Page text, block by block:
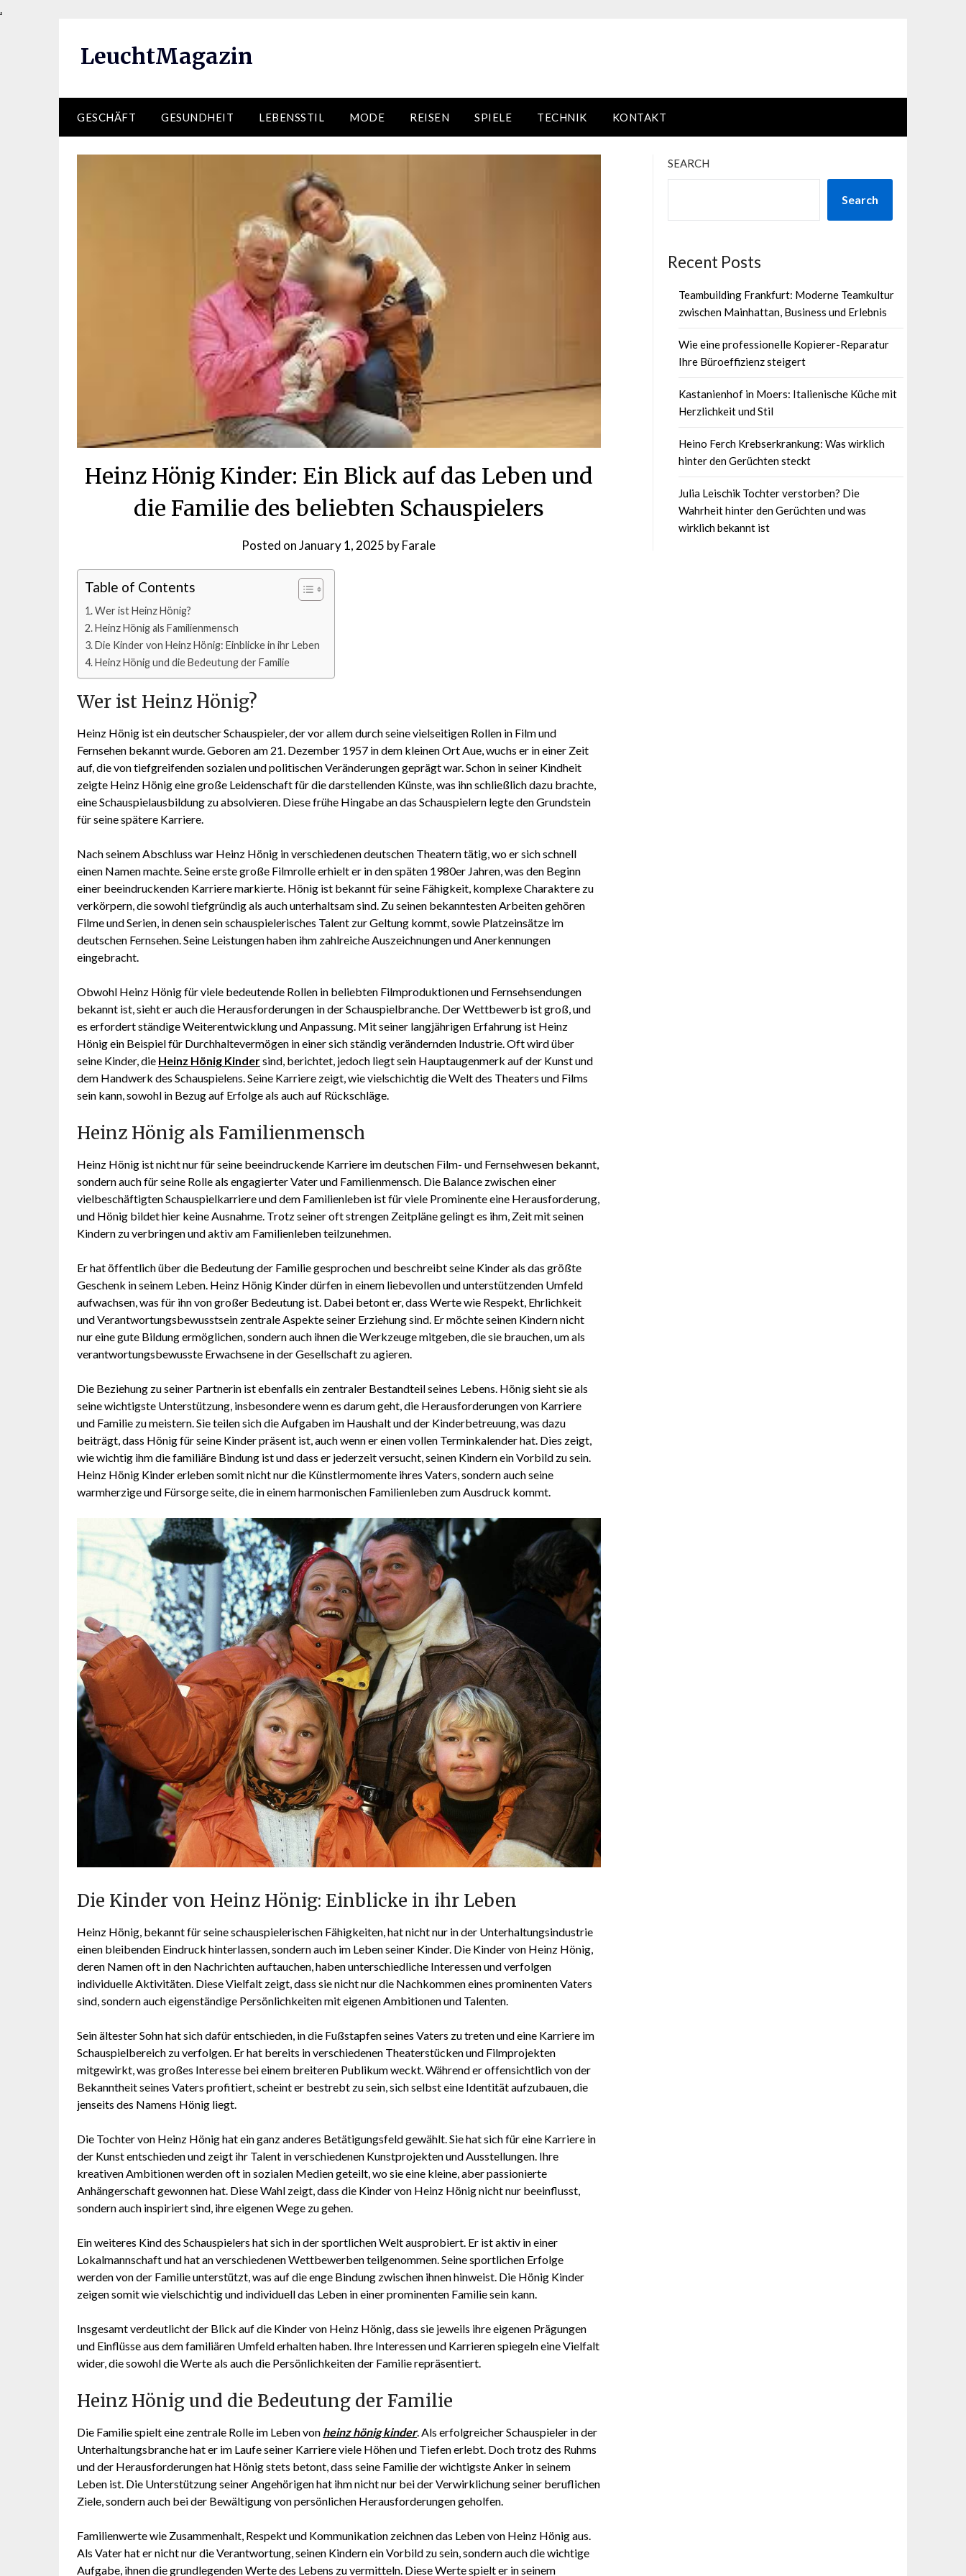
.
LeuchtMagazin
GESCHÄFT GESUNDHEIT LEBENSSTIL MODE REISEN SPIELE TECHNIK KONTAKT
Heinz Hönig Kinder: Ein Blick auf das Leben und
die Familie des beliebten Schauspielers
Posted onJanuary 1, 2025 byFarale
Table of Contents
Wer ist Heinz Hönig?
Heinz Hönig als Familienmensch
Die Kinder von Heinz Hönig: Einblicke in ihr Leben
Heinz Hönig und die Bedeutung der Familie
Wer ist Heinz Hönig?
Heinz Hönig ist ein deutscher Schauspieler, der vor allem durch seine vielseitigen Rollen in Film und
Fernsehen bekannt wurde. Geboren am 21. Dezember 1957 in dem kleinen Ort Aue, wuchs er in einer Zeit
auf, die von tiefgreifenden sozialen und politischen Veränderungen geprägt war. Schon in seiner Kindheit
zeigte Heinz Hönig eine große Leidenschaft für die darstellenden Künste, was ihn schließlich dazu brachte,
eine Schauspielausbildung zu absolvieren. Diese frühe Hingabe an das Schauspielern legte den Grundstein
für seine spätere Karriere.
Nach seinem Abschluss war Heinz Hönig in verschiedenen deutschen Theatern tätig, wo er sich schnell
einen Namen machte. Seine erste große Filmrolle erhielt er in den späten 1980er Jahren, was den Beginn
einer beeindruckenden Karriere markierte. Hönig ist bekannt für seine Fähigkeit, komplexe Charaktere zu
verkörpern, die sowohl tiefgründig als auch unterhaltsam sind. Zu seinen bekanntesten Arbeiten gehören
Filme und Serien, in denen sein schauspielerisches Talent zur Geltung kommt, sowie Platzeinsätze im
deutschen Fernsehen. Seine Leistungen haben ihm zahlreiche Auszeichnungen und Anerkennungen
eingebracht.
Obwohl Heinz Hönig für viele bedeutende Rollen in beliebten Filmproduktionen und Fernsehsendungen
bekannt ist, sieht er auch die Herausforderungen in der Schauspielbranche. Der Wettbewerb ist groß, und
es erfordert ständige Weiterentwicklung und Anpassung. Mit seiner langjährigen Erfahrung ist Heinz
Hönig ein Beispiel für Durchhaltevermögen in einer sich ständig verändernden Industrie. Oft wird über
seine Kinder, die Heinz Hönig Kindersind, berichtet, jedoch liegt sein Hauptaugenmerk auf der Kunst und
dem Handwerk des Schauspielens. Seine Karriere zeigt, wie vielschichtig die Welt des Theaters und Films
sein kann, sowohl in Bezug auf Erfolge als auch auf Rückschläge.
Heinz Hönig als Familienmensch
Heinz Hönig ist nicht nur für seine beeindruckende Karriere im deutschen Film- und Fernsehwesen bekannt,
sondern auch für seine Rolle als engagierter Vater und Familienmensch. Die Balance zwischen einer
vielbeschäftigten Schauspielkarriere und dem Familienleben ist für viele Prominente eine Herausforderung,
und Hönig bildet hier keine Ausnahme. Trotz seiner oft strengen Zeitpläne gelingt es ihm, Zeit mit seinen
Kindern zu verbringen und aktiv am Familienleben teilzunehmen.
Er hat öffentlich über die Bedeutung der Familie gesprochen und beschreibt seine Kinder als das größte
Geschenk in seinem Leben. Heinz Hönig Kinder dürfen in einem liebevollen und unterstützenden Umfeld
aufwachsen, was für ihn von großer Bedeutung ist. Dabei betont er, dass Werte wie Respekt, Ehrlichkeit
und Verantwortungsbewusstsein zentrale Aspekte seiner Erziehung sind. Er möchte seinen Kindern nicht
nur eine gute Bildung ermöglichen, sondern auch ihnen die Werkzeuge mitgeben, die sie brauchen, um als
verantwortungsbewusste Erwachsene in der Gesellschaft zu agieren.
Die Beziehung zu seiner Partnerin ist ebenfalls ein zentraler Bestandteil seines Lebens. Hönig sieht sie als
seine wichtigste Unterstützung, insbesondere wenn es darum geht, die Herausforderungen von Karriere
und Familie zu meistern. Sie teilen sich die Aufgaben im Haushalt und der Kinderbetreuung, was dazu
beiträgt, dass Hönig für seine Kinder präsent ist, auch wenn er einen vollen Terminkalender hat. Dies zeigt,
wie wichtig ihm die familiäre Bindung ist und dass er jederzeit versucht, seinen Kindern ein Vorbild zu sein.
Heinz Hönig Kinder erleben somit nicht nur die Künstlermomente ihres Vaters, sondern auch seine
warmherzige und Fürsorge seite, die in einem harmonischen Familienleben zum Ausdruck kommt.
Die Kinder von Heinz Hönig: Einblicke in ihr Leben
Heinz Hönig, bekannt für seine schauspielerischen Fähigkeiten, hat nicht nur in der Unterhaltungsindustrie
einen bleibenden Eindruck hinterlassen, sondern auch im Leben seiner Kinder. Die Kinder von Heinz Hönig,
deren Namen oft in den Nachrichten auftauchen, haben unterschiedliche Interessen und verfolgen
individuelle Aktivitäten. Diese Vielfalt zeigt, dass sie nicht nur die Nachkommen eines prominenten Vaters
sind, sondern auch eigenständige Persönlichkeiten mit eigenen Ambitionen und Talenten.
Sein ältester Sohn hat sich dafür entschieden, in die Fußstapfen seines Vaters zu treten und eine Karriere im
Schauspielbereich zu verfolgen. Er hat bereits in verschiedenen Theaterstücken und Filmprojekten
mitgewirkt, was großes Interesse bei einem breiteren Publikum weckt. Während er offensichtlich von der
Bekanntheit seines Vaters profitiert, scheint er bestrebt zu sein, sich selbst eine Identität aufzubauen, die
jenseits des Namens Hönig liegt.
Die Tochter von Heinz Hönig hat ein ganz anderes Betätigungsfeld gewählt. Sie hat sich für eine Karriere in
der Kunst entschieden und zeigt ihr Talent in verschiedenen Kunstprojekten und Ausstellungen. Ihre
kreativen Ambitionen werden oft in sozialen Medien geteilt, wo sie eine kleine, aber passionierte
Anhängerschaft gewonnen hat. Diese Wahl zeigt, dass die Kinder von Heinz Hönig nicht nur beeinflusst,
sondern auch inspiriert sind, ihre eigenen Wege zu gehen.
Ein weiteres Kind des Schauspielers hat sich in der sportlichen Welt ausprobiert. Er ist aktiv in einer
Lokalmannschaft und hat an verschiedenen Wettbewerben teilgenommen. Seine sportlichen Erfolge
werden von der Familie unterstützt, was auf die enge Bindung zwischen ihnen hinweist. Die Hönig Kinder
zeigen somit wie vielschichtig und individuell das Leben in einer prominenten Familie sein kann.
Insgesamt verdeutlicht der Blick auf die Kinder von Heinz Hönig, dass sie jeweils ihre eigenen Prägungen
und Einflüsse aus dem familiären Umfeld erhalten haben. Ihre Interessen und Karrieren spiegeln eine Vielfalt
wider, die sowohl die Werte als auch die Persönlichkeiten der Familie repräsentiert.
Heinz Hönig und die Bedeutung der Familie
Die Familie spielt eine zentrale Rolle im Leben von heinz hönig kinder. Als erfolgreicher Schauspieler in der
Unterhaltungsbranche hat er im Laufe seiner Karriere viele Höhen und Tiefen erlebt. Doch trotz des Ruhms
und der Herausforderungen hat Hönig stets betont, dass seine Familie der wichtigste Anker in seinem
Leben ist. Die Unterstützung seiner Angehörigen hat ihm nicht nur bei der Verwirklichung seiner beruflichen
Ziele, sondern auch bei der Bewältigung von persönlichen Herausforderungen geholfen.
Familienwerte wie Zusammenhalt, Respekt und Kommunikation zeichnen das Leben von Heinz Hönig aus.
Als Vater hat er nicht nur die Verantwortung, seinen Kindern ein Vorbild zu sein, sondern auch die wichtige
Aufgabe, ihnen die grundlegenden Werte des Lebens zu vermitteln. Diese Werte spielt er in seinem
SEARCH
Search
Recent Posts
Teambuilding Frankfurt: Moderne Teamkultur
zwischen Mainhattan, Business und Erlebnis
Wie eine professionelle Kopierer-Reparatur
Ihre Büroeffizienz steigert
Kastanienhof in Moers: Italienische Küche mit
Herzlichkeit und Stil
Heino Ferch Krebserkrankung: Was wirklich
hinter den Gerüchten steckt
Julia Leischik Tochter verstorben? Die
Wahrheit hinter den Gerüchten und was
wirklich bekannt ist